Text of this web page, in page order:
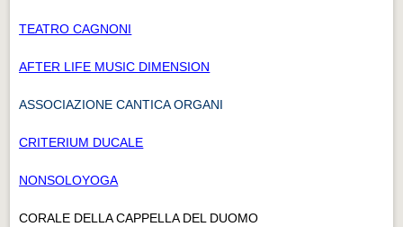
TEATRO CAGNONI
AFTER LIFE MUSIC DIMENSION
ASSOCIAZIONE CANTICA ORGANI
CRITERIUM DUCALE
NONSOLOYOGA
CORALE DELLA CAPPELLA DEL DUOMO